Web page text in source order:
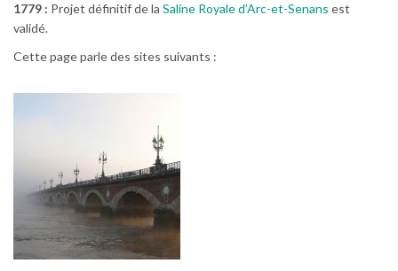
1779 : Projet définitif de la Saline Royale d’Arc-et-Senans est
validé.
Cette page parle des sites suivants :